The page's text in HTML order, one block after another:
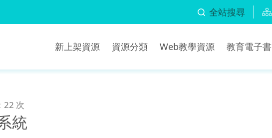
全站搜尋
新上架資源 資源分類 Web教學資源 教育電子書
22 次
統